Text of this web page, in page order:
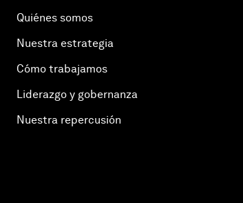
Quiénes somos
Nuestra estrategia
Cómo trabajamos
Liderazgo y gobernanza
Nuestra repercusión